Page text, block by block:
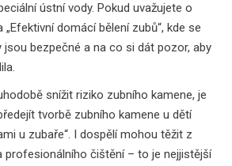
ústní vody. Pokud uvažujete o
domácí bělení zubů“, kde se
jsou bezpečné a na co si dát pozor, aby
snížit riziko zubního kamene, je
tvorbě zubního kamene u dětí
u zubaře“. I dospělí mohou těžit z
profesionálního čištění – to je nejjistější